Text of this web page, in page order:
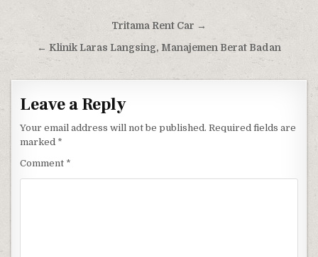
Post navigationTritama Rent Car →
← Klinik Laras Langsing, Manajemen Berat Badan
Leave a Reply
Your email address will not be published. Required fields are
marked *
Comment *